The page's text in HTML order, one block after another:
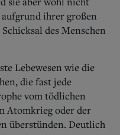
ihrer großen
des Menschen
Lebewesen wie die
die fast jede
vom tödlichen
Atomkrieg oder der
überstünden. Deutlich